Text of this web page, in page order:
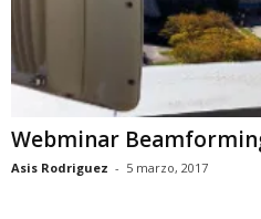
Webminar
Asis Rodriguez - 5 marzo, 2017